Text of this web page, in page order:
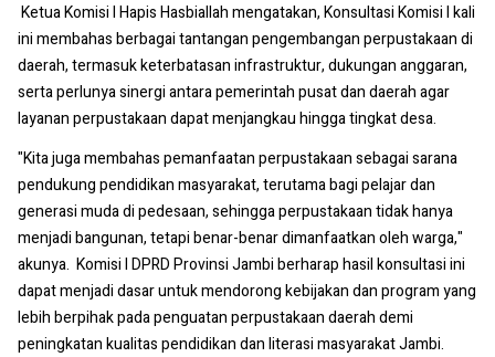
‎ ‎Ketua Komisi I Hapis Hasbiallah mengatakan, Konsultasi Komisi I kali
ini membahas berbagai tantangan pengembangan perpustakaan di
daerah, termasuk ‎keterbatasan infrastruktur, dukungan anggaran,
serta perlunya sinergi antara pemerintah pusat dan daerah agar
layanan perpustakaan dapat menjangkau hingga tingkat desa. ‎
‎"Kita juga membahas pemanfaatan perpustakaan sebagai sarana
pendukung pendidikan masyarakat, terutama bagi pelajar dan
generasi muda di pedesaan, sehingga perpustakaan tidak hanya
menjadi bangunan, tetapi ‎benar-benar dimanfaatkan oleh warga,"
akunya. ‎ ‎Komisi I DPRD Provinsi Jambi berharap hasil konsultasi ini
dapat menjadi dasar untuk mendorong kebijakan dan program yang
lebih berpihak pada penguatan perpustakaan daerah demi
peningkatan kualitas pendidikan dan literasi masyarakat Jambi.